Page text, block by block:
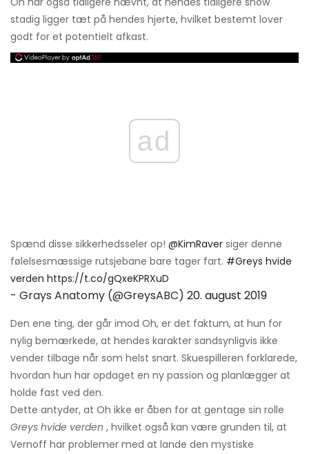
stadig ligger tæt på hendes hjerte, hvilket bestemt lover
godt for et potentielt afkast.
ad
Spænd disse sikkerhedsseler op! @KimRaver siger denne
følelsesmæssige rutsjebane bare tager fart. #Greys hvide
verden https://t.co/gQxeKPRXuD
- Grays Anatomy (@GreysABC) 20. august 2019
Den ene ting, der går imod Oh, er det faktum, at hun for
nylig bemærkede, at hendes karakter sandsynligvis ikke
vender tilbage når som helst snart. Skuespilleren forklarede,
hvordan hun har opdaget en ny passion og planlægger at
holde fast ved den.
Dette antyder, at Oh ikke er åben for at gentage sin rolle
Greys hvide verden , hvilket også kan være grunden til, at
Vernoff har problemer med at lande den mystiske